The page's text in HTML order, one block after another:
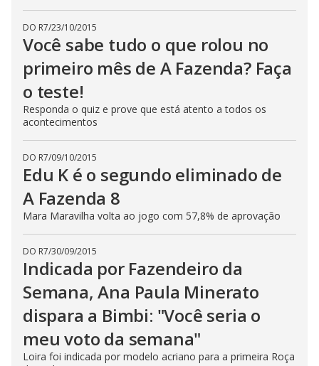
DO R7/23/10/2015
Você sabe tudo o que rolou no
primeiro mês de A Fazenda? Faça
o teste!
Responda o quiz e prove que está atento a todos os
acontecimentos
DO R7/09/10/2015
Edu K é o segundo eliminado de
A Fazenda 8
Mara Maravilha volta ao jogo com 57,8% de aprovação
DO R7/30/09/2015
Indicada por Fazendeiro da
Semana, Ana Paula Minerato
dispara a Bimbi: "Você seria o
meu voto da semana"
Loira foi indicada por modelo acriano para a primeira Roça